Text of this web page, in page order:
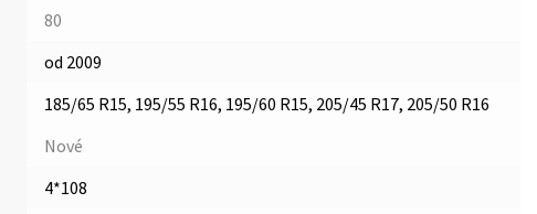
80
od 2009
185/65 R15, 195/55 R16, 195/60 R15, 205/45 R17, 205/50 R16
Nové
4*108